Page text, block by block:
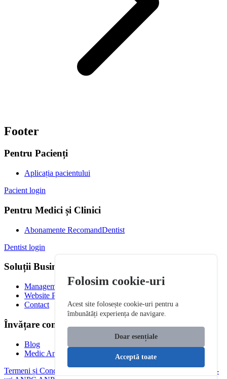
Footer
Pentru Pacienți
Aplicația pacientului
Pacient login
Pentru Medici și Clinici
Abonamente RecomandDentist
Dentist login
Soluții Business
Management Clinică
Website Premium
Contact
Învățare continuă
Blog
Medic Antreprenor
Termeni și Condiții
Politica de Cookie-
Folosim cookie-uri
Acest site folosește cookie-uri pentru a
îmbunătăți experiența de navigare.
Doar esențiale
Acceptă toate